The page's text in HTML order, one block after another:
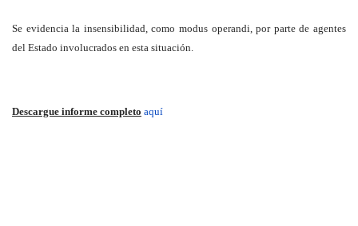
Se evidencia la insensibilidad, como modus operandi, por parte de agentes
del Estado involucrados en esta situación.
Descargue informe completo aquí